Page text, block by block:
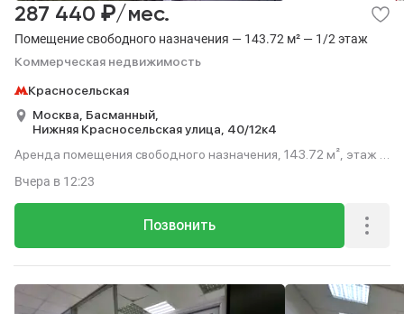
Помещение свободного назначения — 143.72 м² — 1/2 этаж
Коммерческая недвижимость
287 440 ₽/мес.
Красносельская
Москва, Басманный,
Нижняя Красносельская улица, 40/12к4
Аренда помещения свободного назначения, 143.72 м², этаж 1
Позвонить
Вчера в 12:23